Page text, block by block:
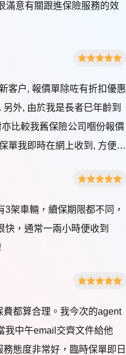
滿意有關跟進保險服務的效
客户, 報價單除咗有折扣優惠
外, 由於我是長者巳年齡到
比較我舊保險公司嗰份報價
單我即時在網上收到, 方便咗
架車輛，續保期限都不同，
快，通常一兩小時便收到
都算合理。我今次的agent
我中午email交齊文件給他
態度非常好，臨時保單即日